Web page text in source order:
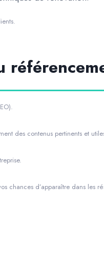
des contenus pertinents et
chances d’apparaître dans les